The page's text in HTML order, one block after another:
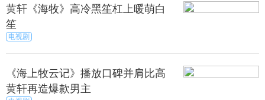
黄轩《海牧》高冷黑笙杠上暖萌白
笙
电视剧
《海上牧云记》播放口碑并肩比高
黄轩再造爆款男主